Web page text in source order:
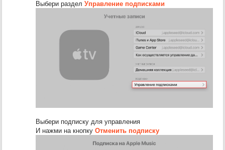
Выбери раздел Управление подписками
Выбери подписку для управления
И нажми на кнопку Отменить подписку